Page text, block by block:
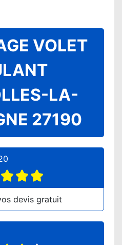
VOLET
LA-
27190
devis gratuit